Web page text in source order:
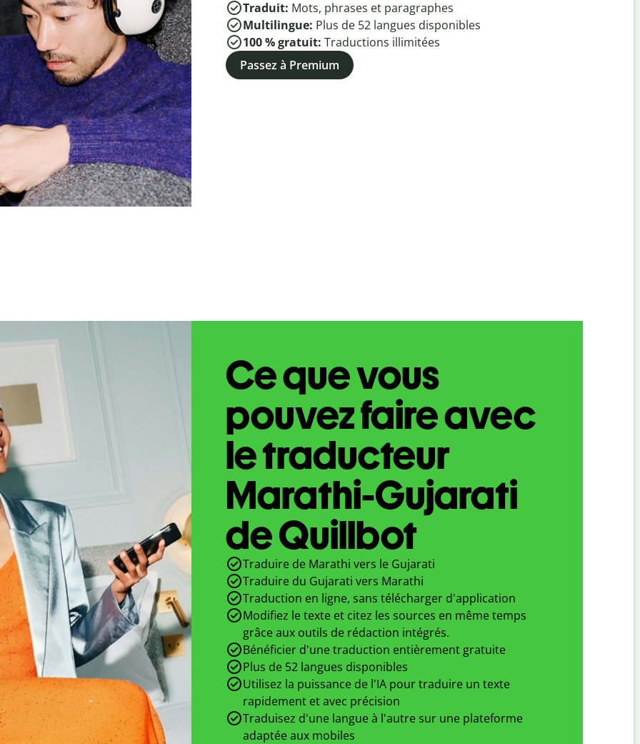
Traduit: Mots, phrases et paragraphes
Multilingue: Plus de 52 langues disponibles
100 % gratuit: Traductions illimitées
Passez à Premium
Ce que vous
pouvez faire avec
le traducteur
Marathi-Gujarati
de Quillbot
Traduire de Marathi vers le Gujarati
Traduire du Gujarati vers Marathi
Traduction en ligne, sans télécharger d'application
Modifiez le texte et citez les sources en même temps
grâce aux outils de rédaction intégrés.
Bénéficier d'une traduction entièrement gratuite
Plus de 52 langues disponibles
Utilisez la puissance de l'IA pour traduire un texte
rapidement et avec précision
Traduisez d'une langue à l'autre sur une plateforme
adaptée aux mobiles